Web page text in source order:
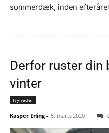
sommerdæk, inden
Derfor ruster din
vinter
Nyheder
Kasper Erling - 5. marts 2020